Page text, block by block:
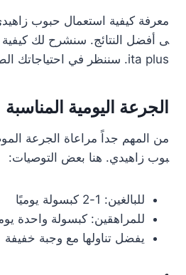
معرفة كيفية استعمال حبوب
ita plus. سننظر في احتياجاتك الصحية الفردية.
الجرعة اليومية المناسبة
من المهم جداً مراعاة الجرعة
بوب زاهيدي. هنا بعض التوصيات:
للبالغين: 1-2 كبسولة يوميًا
للمراهقين: كبسولة واحدة
يفضل تناولها مع وجبة خفيفة